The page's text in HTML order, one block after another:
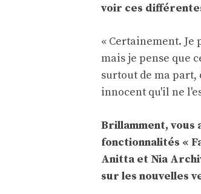
voir ces
« Certainement. Je
mais je pense que
surtout de ma part,
innocent qu'il ne
Brillamment, vous
fonctionnalités «
Anitta et Nia
sur les nouvelles